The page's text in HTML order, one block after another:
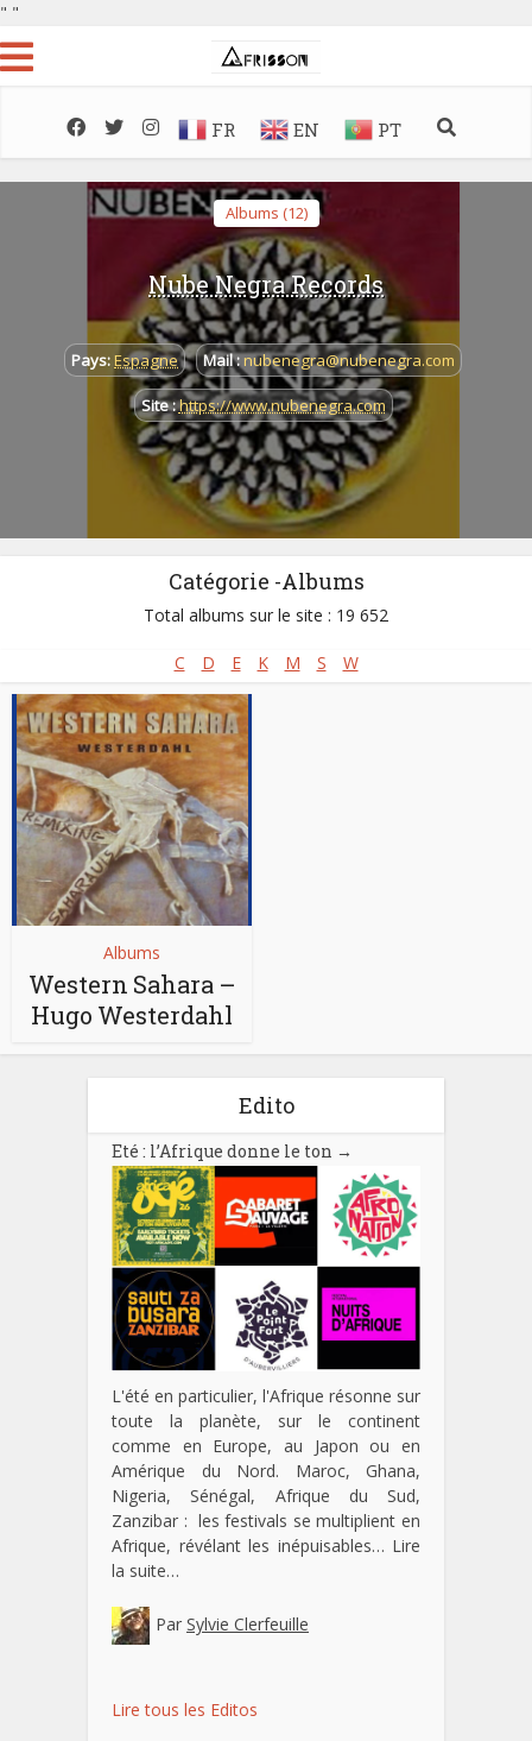
" "
FR EN PT
Albums (12)
Nube Negra Records
Pays: Espagne Mail :nubenegra@nubenegra.com
Site :https://www.nubenegra.com
Catégorie -Albums
Total albums sur le site : 19 652
C D E K M S W
Albums
Western Sahara –
Hugo Westerdahl
Edito
Eté : l’Afrique donne le ton →
L'été en particulier, l'Afrique résonne sur
toute la planète, sur le continent
comme en Europe, au Japon ou en
Amérique du Nord. Maroc, Ghana,
Nigeria, Sénégal, Afrique du Sud,
Zanzibar : les festivals se multiplient en
Afrique, révélant les inépuisables… Lire
la suite…
Par Sylvie Clerfeuille
Lire tous les Editos